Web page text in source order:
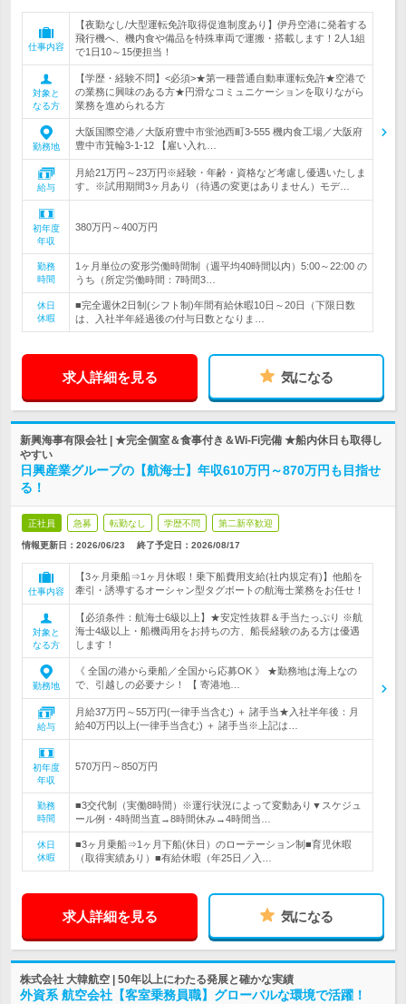
仕事内容
【夜勤なし/大型運転免許取得促進制度あり】伊丹空港に発着する
飛行機へ、機内食や備品を特殊車両で運搬・搭載します！2人1組
で1日10～15便担当！
対象と
なる方
【学歴・経験不問】<必須>★第一種普通自動車運転免許★空港で
の業務に興味のある方★円滑なコミュニケーションを取りながら
業務を進められる方
勤務地
大阪国際空港／大阪府豊中市蛍池西町3-555 機内食工場／大阪府
豊中市箕輪3-1-12 【雇い入れ…
給与
月給21万円～23万円※経験・年齢・資格など考慮し優遇いたしま
す。※試用期間3ヶ月あり（待遇の変更はありません）モデ…
初年度
年収
380万円～400万円
勤務
時間
1ヶ月単位の変形労働時間制（週平均40時間以内）5:00～22:00 の
うち（所定労働時間：7時間3…
休日
休暇
■完全週休2日制(シフト制)年間有給休暇10日～20日（下限日数
は、入社半年経過後の付与日数となりま…
求人詳細を見る 気になる
新興海事有限会社 | ★完全個室＆食事付き＆Wi-Fi完備 ★船内休日も取得し
やすい
日興産業グループの【航海士】年収610万円～870万円も目指せ
る！
正社員 急募 転勤なし 学歴不問 第二新卒歓迎
情報更新日：2026/06/23 終了予定日： 2026/08/17
仕事内容
【3ヶ月乗船⇒1ヶ月休暇！乗下船費用支給(社内規定有)】他船を
牽引・誘導するオーシャン型タグボートの航海士業務をお任せ！
対象と
なる方
【必須条件：航海士6級以上】★安定性抜群＆手当たっぷり ※航
海士4級以上・船機両用をお持ちの方、船長経験のある方は優遇
します！
勤務地
《 全国の港から乗船／全国から応募OK 》 ★勤務地は海上なの
で、引越しの必要ナシ！ 【 寄港地…
給与
月給37万円～55万円(一律手当含む) ＋ 諸手当★入社半年後：月
給40万円以上(一律手当含む) ＋ 諸手当※上記は…
初年度
年収
570万円～850万円
勤務
時間
■3交代制（実働8時間）※運行状況によって変動あり▼スケジュ
ール例・4時間当直→8時間休み→4時間当…
休日
休暇
■3ヶ月乗船⇒1ヶ月下船(休日）のローテーション制■育児休暇
（取得実績あり）■有給休暇（年25日／入…
求人詳細を見る 気になる
株式会社 大韓航空 | 50年以上にわたる発展と確かな実績
外資系 航空会社【客室乗務員職】グローバルな環境で活躍！